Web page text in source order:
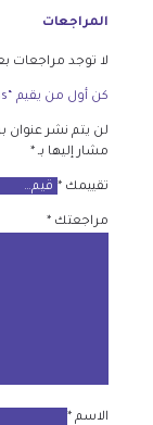
المراجعات
لا توجد مراجعات
كن أول من يقيم “AMP Cache for WordPress”
لن يتم نشر عنوان
مشار إليها بـ *
تقييمك *
مراجعتك *
الاسم *